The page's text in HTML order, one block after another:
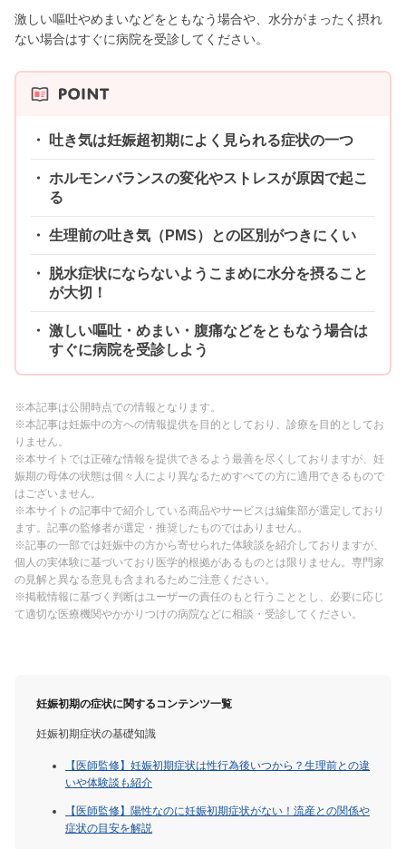
激しい嘔吐やめまいなどをともなう場合や、水分がまったく摂れ
ない場合はすぐに病院を受診してください。
吐き気は妊娠超初期によく見られる症状の一つ
ホルモンバランスの変化やストレスが原因で起こ
る
生理前の吐き気（PMS）との区別がつきにくい
脱水症状にならないようこまめに水分を摂ること
が大切！
激しい嘔吐・めまい・腹痛などをともなう場合は
すぐに病院を受診しよう
※本記事は公開時点での情報となります。
※本記事は妊娠中の方への情報提供を目的としており、診療を目的としてお
りません。
※本サイトでは正確な情報を提供できるよう最善を尽くしておりますが、妊
娠期の母体の状態は個々人により異なるためすべての方に適用できるもので
はございません。
※本サイトの記事中で紹介している商品やサービスは編集部が選定しており
ます。記事の監修者が選定・推奨したものではありません。
※記事の一部では妊娠中の方から寄せられた体験談を紹介しておりますが、
個人の実体験に基づいており医学的根拠があるものとは限りません。専門家
の見解と異なる意見も含まれるためご注意ください。
※掲載情報に基づく判断はユーザーの責任のもと行うこととし、必要に応じ
て適切な医療機関やかかりつけの病院などに相談・受診してください。
妊娠初期の症状に関するコンテンツ一覧
妊娠初期症状の基礎知識
【医師監修】妊娠初期症状は性行為後いつから？生理前との違
いや体験談も紹介
【医師監修】陽性なのに妊娠初期症状がない！流産との関係や
症状の目安を解説